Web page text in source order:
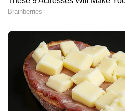
ഇപ്പോഴും
ബുക്കിംഗുകളിലെ ഈ
താൽക്കാലികം
ആളുകൾ സ്ഥിരമായി
കാറുകളിലേക്ക്
സംശയത്തിലാണഅ
ഇന്ത്യയിലെ ഇലക്ട്രിക്
ടാറ്റ മോട്ടോഴ്‌സിന്
RECOMMENDED STORIES